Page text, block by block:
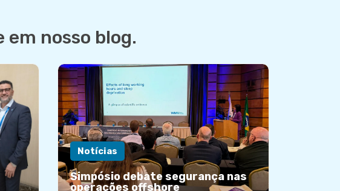
nosso blog.
Notícias
Simpósio debate segurança nas
operações offshore